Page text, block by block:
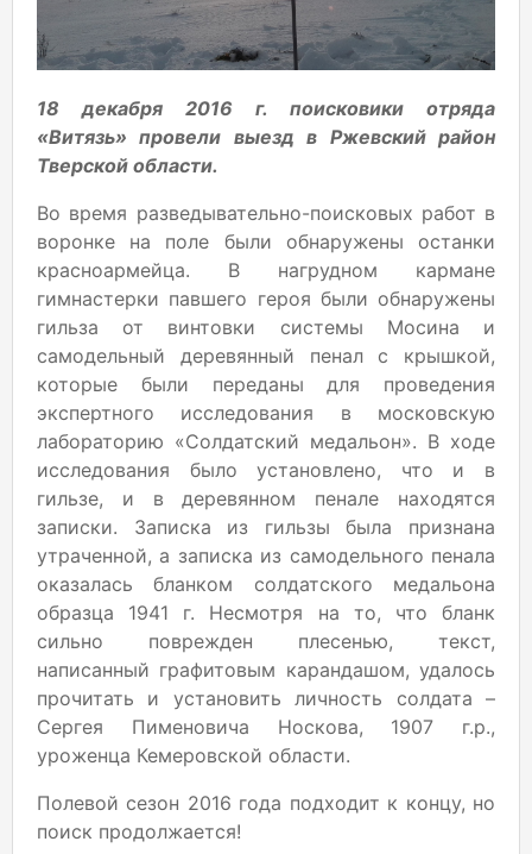
18 декабря 2016 г. поисковики отряда
«Витязь» провели выезд в Ржевский район
Тверской области.
Во время разведывательно-поисковых работ в
воронке на поле были обнаружены останки
красноармейца. В нагрудном кармане
гимнастерки павшего героя были обнаружены
гильза от винтовки системы Мосина и
самодельный деревянный пенал с крышкой,
которые были переданы для проведения
экспертного исследования в московскую
лабораторию «Солдатский медальон». В ходе
исследования было установлено, что и в
гильзе, и в деревянном пенале находятся
записки. Записка из гильзы была признана
утраченной, а записка из самодельного пенала
оказалась бланком солдатского медальона
образца 1941 г. Несмотря на то, что бланк
сильно поврежден плесенью, текст,
написанный графитовым карандашом, удалось
прочитать и установить личность солдата –
Сергея Пименовича Носкова, 1907 г.р.,
уроженца Кемеровской области.
Полевой сезон 2016 года подходит к концу, но
поиск продолжается!